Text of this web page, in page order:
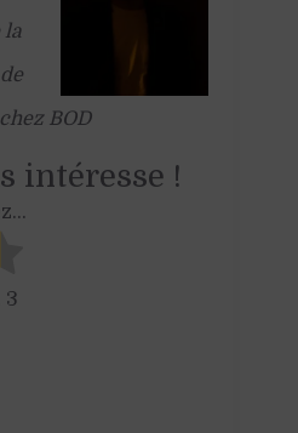
la
BOD
intéresse !
3